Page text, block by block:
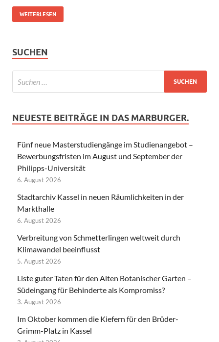
WEITERLESEN
SUCHEN
NEUESTE BEITRÄGE IN DAS MARBURGER.
Fünf neue Masterstudiengänge im Studienangebot –
Bewerbungsfristen im August und September der
Philipps-Universität
6. August 2026
Stadtarchiv Kassel in neuen Räumlichkeiten in der
Markthalle
6. August 2026
Verbreitung von Schmetterlingen weltweit durch
Klimawandel beeinflusst
5. August 2026
Liste guter Taten für den Alten Botanischer Garten –
Südeingang für Behinderte als Kompromiss?
3. August 2026
Im Oktober kommen die Kiefern für den Brüder-
Grimm-Platz in Kassel